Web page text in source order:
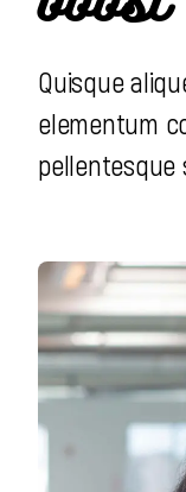
Quisque
elementum
pellentesque